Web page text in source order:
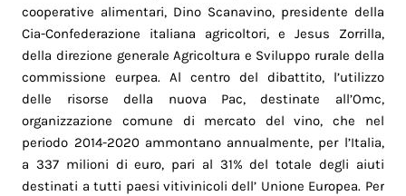
cooperative alimentari, Dino Scanavino, presidente della
Cia-Confederazione italiana agricoltori, e Jesus Zorrilla,
della direzione generale Agricoltura e Sviluppo rurale della
commissione eurpea. Al centro del dibattito, l’utilizzo
delle risorse della nuova Pac, destinate all’Omc,
organizzazione comune di mercato del vino, che nel
periodo 2014-2020 ammontano annualmente, per l’Italia,
a 337 milioni di euro, pari al 31% del totale degli aiuti
destinati a tutti paesi vitivinicoli dell’ Unione Europea. Per